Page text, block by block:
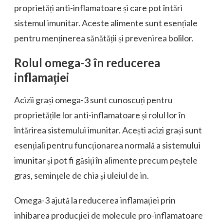
proprietăți anti-inflamatoare și care pot întări
sistemul imunitar. Aceste alimente sunt esențiale
pentru menținerea sănătății și prevenirea bolilor.
Rolul omega-3 în reducerea
inflamației
Acizii grași omega-3 sunt cunoscuți pentru
proprietățile lor anti-inflamatoare și rolul lor în
întărirea sistemului imunitar. Acești acizi grași sunt
esențiali pentru funcționarea normală a sistemului
imunitar și pot fi găsiți în alimente precum peștele
gras, semințele de chia și uleiul de in.
Omega-3 ajută la reducerea inflamației prin
inhibarea producției de molecule pro-inflamatoare